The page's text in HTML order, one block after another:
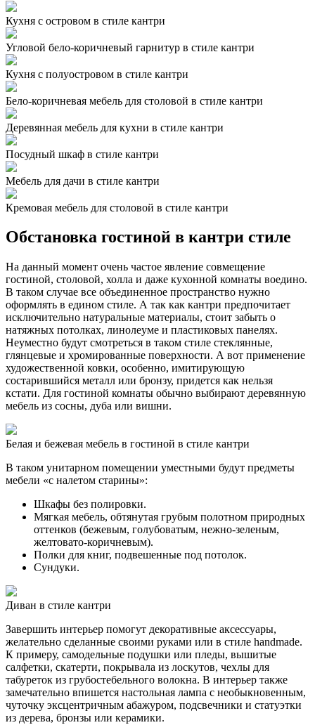
Кухня с островом в стиле кантри
Угловой бело-коричневый гарнитур в стиле кантри
Кухня с полуостровом в стиле кантри
Бело-коричневая мебель для столовой в стиле кантри
Деревянная мебель для кухни в стиле кантри
Посудный шкаф в стиле кантри
Мебель для дачи в стиле кантри
Кремовая мебель для столовой в стиле кантри
Обстановка гостиной в кантри стиле
На данный момент очень частое явление совмещение
гостиной, столовой, холла и даже кухонной комнаты воедино.
В таком случае все объединенное пространство нужно
оформлять в едином стиле. А так как кантри предпочитает
исключительно натуральные материалы, стоит забыть о
натяжных потолках, линолеуме и пластиковых панелях.
Неуместно будут смотреться в таком стиле стеклянные,
глянцевые и хромированные поверхности. А вот применение
художественной ковки, особенно, имитирующую
состарившийся металл или бронзу, придется как нельзя
кстати. Для гостиной комнаты обычно выбирают деревянную
мебель из сосны, дуба или вишни.
Белая и бежевая мебель в гостиной в стиле кантри
В таком унитарном помещении уместными будут предметы
мебели «с налетом старины»:
Шкафы без полировки.
Мягкая мебель, обтянутая грубым полотном природных
оттенков (бежевым, голубоватым, нежно-зеленым,
желтовато-коричневым).
Полки для книг, подвешенные под потолок.
Сундуки.
Диван в стиле кантри
Завершить интерьер помогут декоративные аксессуары,
желательно сделанные своими руками или в стиле handmade.
К примеру, самодельные подушки или пледы, вышитые
салфетки, скатерти, покрывала из лоскутов, чехлы для
табуреток из грубостебельного волокна. В интерьер также
замечательно впишется настольная лампа с необыкновенным,
чуточку эксцентричным абажуром, подсвечники и статуэтки
из дерева, бронзы или керамики.